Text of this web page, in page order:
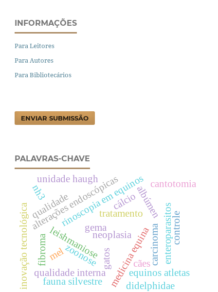
INFORMAÇÕES
Para Leitores
Para Autores
Para Bibliotecários
ENVIAR SUBMISSÃO
PALAVRAS-CHAVE
gatos
leishmaniose
tratamento
zoonose
alterações endoscópicas
medicina equinaequinos atletas
rinoscopia em equinosalbúmen
gema
qualidade interna
unidade haugh
carcinoma
cães
neoplasia
didelphidae
enteroparasitos
fauna silvestre
qualidade
controle
fibroma
cálcio
inovação tecnológica
nh3
mel
cantotomia